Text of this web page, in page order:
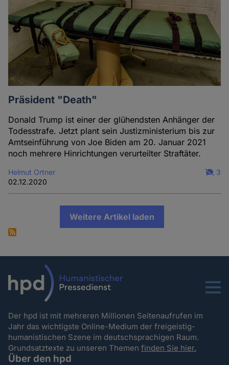
Präsident "Death"
Donald Trump ist einer der glühendsten Anhänger der
Todesstrafe. Jetzt plant sein Justizministerium bis zur
Amtseinführung von Joe Biden am 20. Januar 2021
noch mehrere Hinrichtungen verurteilter Straftäter.
Helmut Ortner
02.12.2020
3
Weitere Artikel laden
Menu
Der hpd ist mit mehreren Millionen Seitenaufrufen im
Jahr das wichtigste Online-Medium der freigeistig-
humanistischen Szene im deutschsprachigen Raum.
Grundsatztexte zu unseren Themenfinden Sie hier.
Über den hpd